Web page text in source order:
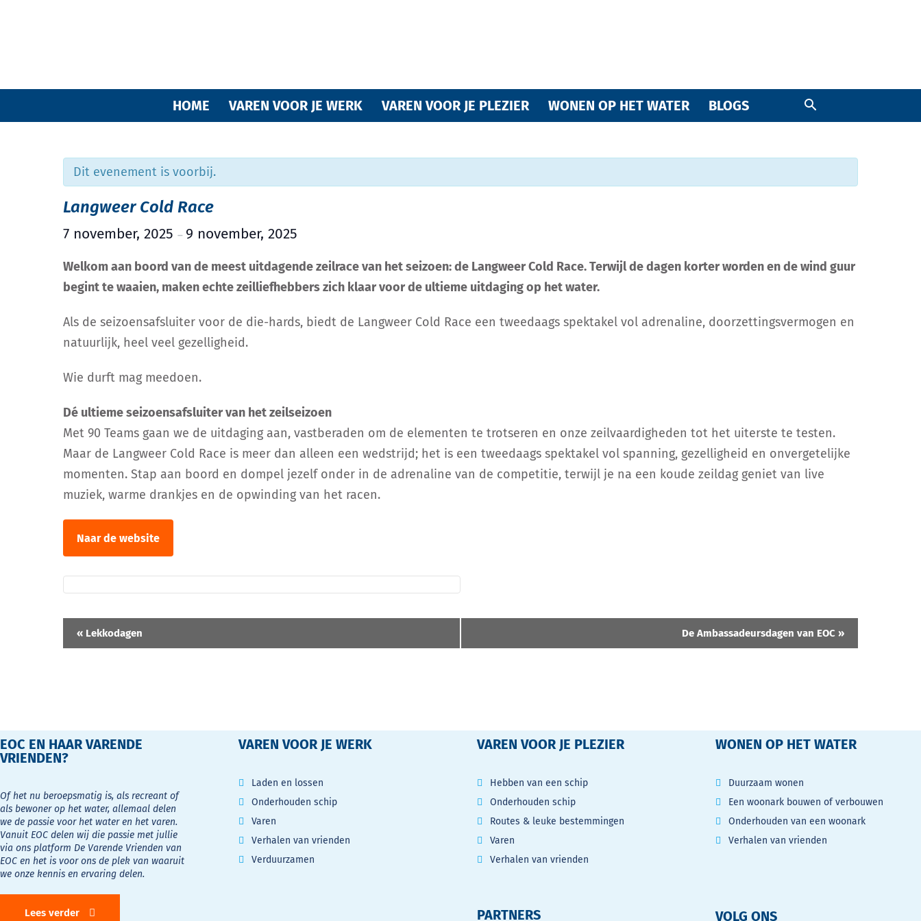
Varende
van
HOME VAREN VOOR JE WERK VAREN VOOR JE PLEZIER WONEN OP HET WATER BLOGS
Dit evenement is voorbij.
Langweer Cold Race
7 november, 2025 – 9 november, 2025
Welkom aan boord van de meest uitdagende zeilrace van het seizoen: de Langweer Cold Race. Terwijl de dagen korter worden en de wind guur
begint te waaien, maken echte zeilliefhebbers zich klaar voor de ultieme uitdaging op het water.
Als de seizoensafsluiter voor de die-hards, biedt de Langweer Cold Race een tweedaags spektakel vol adrenaline, doorzettingsvermogen en
natuurlijk, heel veel gezelligheid.
Wie durft mag meedoen.
Dé ultieme seizoensafsluiter van het zeilseizoen
Met 90 Teams gaan we de uitdaging aan, vastberaden om de elementen te trotseren en onze zeilvaardigheden tot het uiterste te testen.
Maar de Langweer Cold Race is meer dan alleen een wedstrijd; het is een tweedaags spektakel vol spanning, gezelligheid en onvergetelijke
momenten. Stap aan boord en dompel jezelf onder in de adrenaline van de competitie, terwijl je na een koude zeildag geniet van live
muziek, warme drankjes en de opwinding van het racen.
Naar de website
Evenement
Navigatie
« Lekkodagen De Ambassadeursdagen van EOC »
EOC EN HAAR VARENDE
VRIENDEN?
Of het nu beroepsmatig is, als recreant of
als bewoner op het water, allemaal delen
we de passie voor het water en het varen.
Vanuit EOC delen wij die passie met jullie
via ons platform De Varende Vrienden van
EOC en het is voor ons de plek van waaruit
we onze kennis en ervaring delen.
Lees verder
VAREN VOOR JE WERK
Laden en lossen
Onderhouden schip
Varen
Verhalen van vrienden
Verduurzamen
VAREN VOOR JE PLEZIER
Hebben van een schip
Onderhouden schip
Routes & leuke bestemmingen
Varen
Verhalen van vrienden
PARTNERS
WONEN OP HET WATER
Duurzaam wonen
Een woonark bouwen of verbouwen
Onderhouden van een woonark
Verhalen van vrienden
VOLG ONS